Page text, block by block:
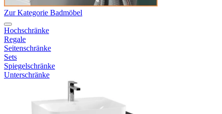
Zur Kategorie Badmöbel
Hochschränke
Regale
Seitenschränke
Sets
Spiegelschränke
Unterschränke